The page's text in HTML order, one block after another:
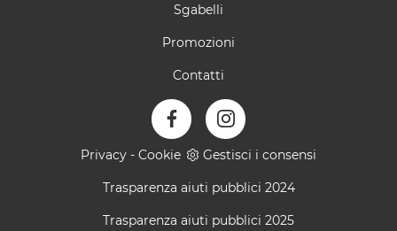
Sgabelli
Promozioni
Contatti
Privacy - Cookie Gestisci i consensi
Trasparenza aiuti pubblici 2024
Trasparenza aiuti pubblici 2025